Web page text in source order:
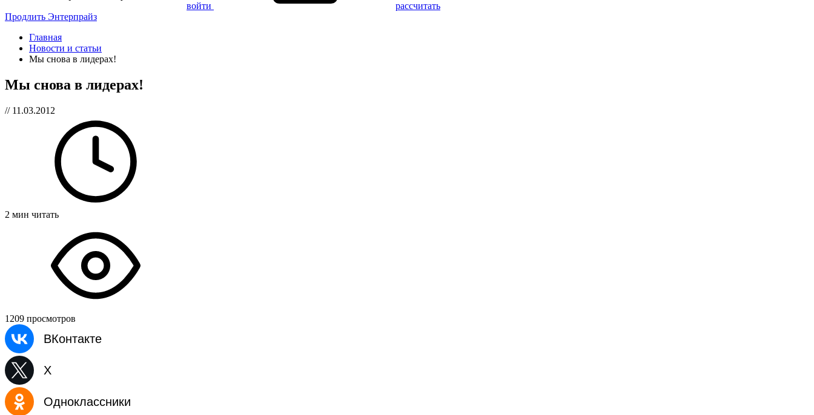
войти
рассчитать
Продлить Энтерпрайз
Главная
Новости и статьи
Мы снова в лидерах!
Мы снова в лидерах!
// 11.03.2012
2 мин читать
1209 просмотров
ВКонтакте
X
Одноклассники